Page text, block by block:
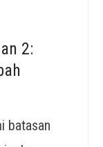
2:
batasan